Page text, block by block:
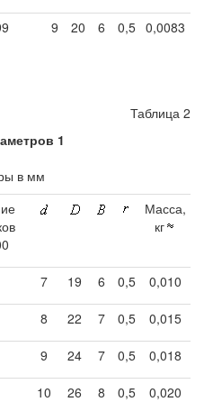
9 20 6 0,5 0,0083
Таблица 2
1
в мм
Масса,
кг
7 19 6 0,5 0,010
8 22 7 0,5 0,015
9 24 7 0,5 0,018
10 26 8 0,5 0,020